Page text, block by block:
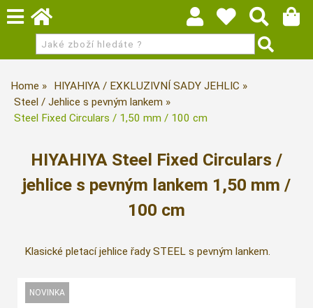
Home
HIYAHIYA / EXKLUZIVNÍ SADY JEHLIC
Steel / Jehlice s pevným lankem
Steel Fixed Circulars / 1,50 mm / 100 cm
HIYAHIYA Steel Fixed Circulars /
jehlice s pevným lankem 1,50 mm /
100 cm
Klasické pletací jehlice řady STEEL s pevným lankem.